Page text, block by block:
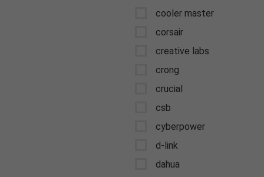
cooler master
corsair
creative labs
crong
crucial
csb
cyberpower
d-link
dahua